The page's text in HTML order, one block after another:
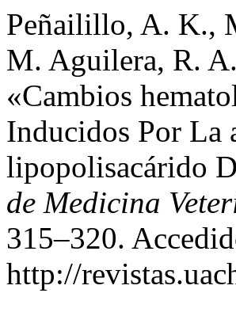
Peñailillo, A. K.,
M. Aguilera, R.
«Cambios
Inducidos Por La
lipopolisacárido
de Medicina
315–320.
http://